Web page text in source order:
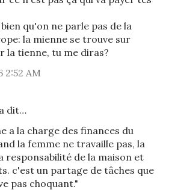
qu'on ne parle pas de la
la mienne se trouve sur
la tienne, tu me diras?
AM
dit…
a la charge des finances du
la femme ne travaille pas, la
responsabilité de la maison et
c'est un partage de tâches que
pas choquant."